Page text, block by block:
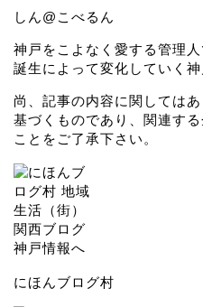
しん@こべるん
神戸をこよなく愛する管理
誕生によって変化していく
尚、記事の内容に関しては
基づくものであり、関連す
ことをご了承下さい。
にほんブログ村